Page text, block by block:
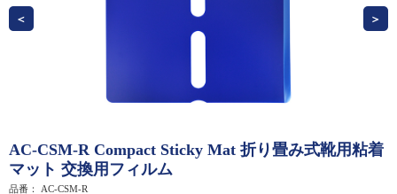
AC-CSM-R Compact Sticky Mat 折り畳み式靴用粘着
マット 交換用フィルム
品番： AC-CSM-R